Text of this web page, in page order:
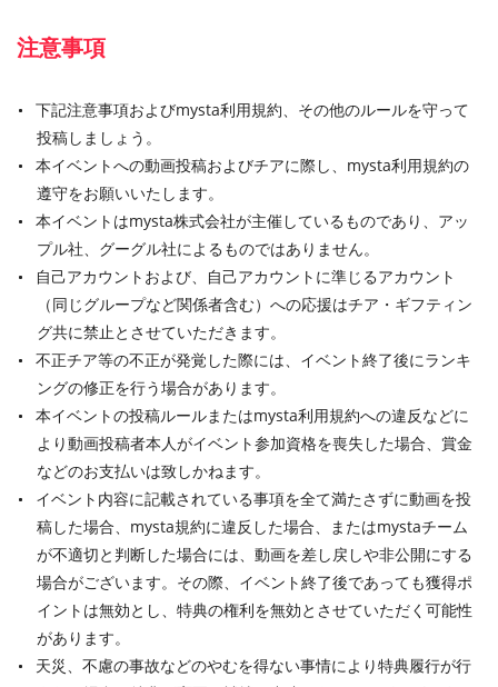
注意事項
下記注意事項およびmysta利用規約、その他のルールを守って
投稿しましょう。
本イベントへの動画投稿およびチアに際し、mysta利用規約の
遵守をお願いいたします。
本イベントはmysta株式会社が主催しているものであり、アッ
プル社、グーグル社によるものではありません。
自己アカウントおよび、自己アカウントに準じるアカウント
（同じグループなど関係者含む）への応援はチア・ギフティン
グ共に禁止とさせていただきます。
不正チア等の不正が発覚した際には、イベント終了後にランキ
ングの修正を行う場合があります。
本イベントの投稿ルールまたはmysta利用規約への違反などに
より動画投稿者本人がイベント参加資格を喪失した場合、賞金
などのお支払いは致しかねます。
イベント内容に記載されている事項を全て満たさずに動画を投
稿した場合、mysta規約に違反した場合、またはmystaチーム
が不適切と判断した場合には、動画を差し戻しや非公開にする
場合がございます。その際、イベント終了後であっても獲得ポ
イントは無効とし、特典の権利を無効とさせていただく可能性
があります。
天災、不慮の事故などのやむを得ない事情により特典履行が行